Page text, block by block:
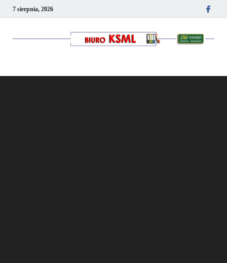
7 sierpnia, 2026